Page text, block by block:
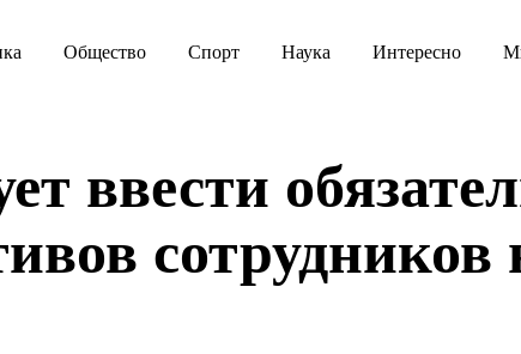
Общество Спорт Наука Интересно
ввести